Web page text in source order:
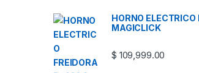
HORNO
MAGICLICK
$ 109,999.00